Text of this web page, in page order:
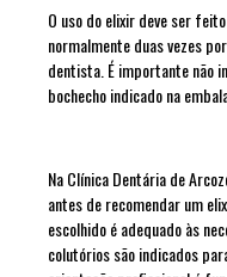
O uso do elixir deve ser
normalmente duas vezes
dentista. É importante não
bochecho indicado na
Na Clínica Dentária de
antes de recomendar um
escolhido é adequado às
colutórios são indicados